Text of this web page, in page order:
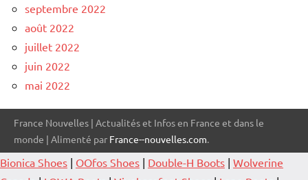
septembre 2022
août 2022
juillet 2022
juin 2022
mai 2022
France Nouvelles | Actualités et Infos en France et dans le
monde | Alimenté par France--nouvelles.com.
Bionica Shoes | OOfos Shoes | Double-H Boots | Wolverine